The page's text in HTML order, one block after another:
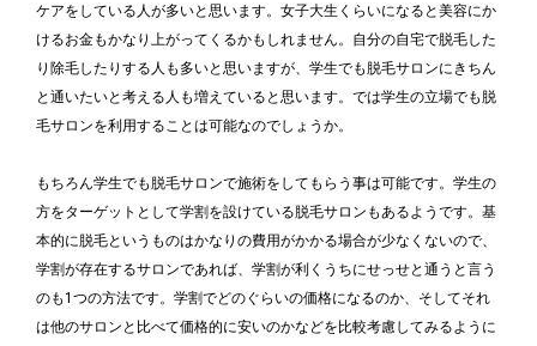
ケアをしている人が多いと思います。女子大生くらいになると美容にか
けるお金もかなり上がってくるかもしれません。自分の自宅で脱毛した
り除毛したりする人も多いと思いますが、学生でも脱毛サロンにきちん
と通いたいと考える人も増えていると思います。では学生の立場でも脱
毛サロンを利用することは可能なのでしょうか。
もちろん学生でも脱毛サロンで施術をしてもらう事は可能です。学生の
方をターゲットとして学割を設けている脱毛サロンもあるようです。基
本的に脱毛というものはかなりの費用がかかる場合が少なくないので、
学割が存在するサロンであれば、学割が利くうちにせっせと通うと言う
のも1つの方法です。学割でどのぐらいの価格になるのか、そしてそれ
は他のサロンと比べて価格的に安いのかなどを比較考慮してみるように